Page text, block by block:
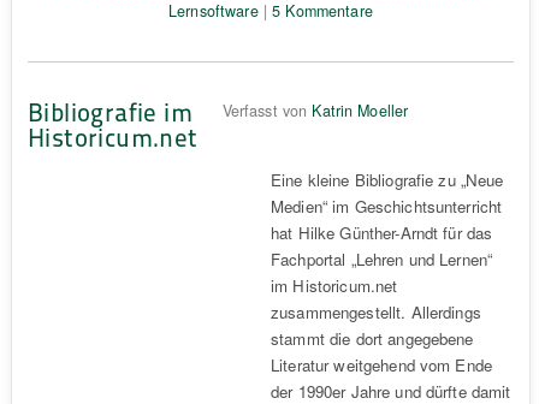
Lernsoftware|5 Kommentare
Bibliografie im
Historicum.net
Verfasst von Katrin Moeller
Eine kleine Bibliografie zu „Neue
Medien“ im Geschichtsunterricht
hat Hilke Günther-Arndt für das
Fachportal „Lehren und Lernen“
im Historicum.net
zusammengestellt. Allerdings
stammt die dort angegebene
Literatur weitgehend vom Ende
der 1990er Jahre und dürfte damit